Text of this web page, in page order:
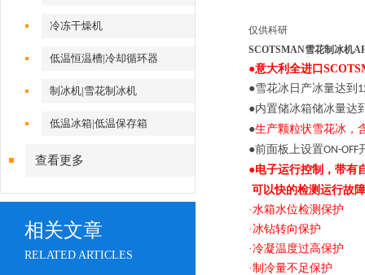
冷冻干燥机
低温恒温槽|冷却循环器
制冰机|雪花制冰机
低温冰箱|低温保存箱
查看更多
相关文章
RELATED ARTICLES
仅供科研
SCOTSMAN雪花制冰机
●意大利全进口
●雪花冰日产冰量达到
●内置储冰箱储冰量达
●生产颗粒状雪花冰，
●前面板上设置ON-OFF
●电子运行控制，带有
可以快的检测运行故
·水箱水位检测保护
·冰钻转向保护
·冷凝温度过高保护
·制冷量不足保护